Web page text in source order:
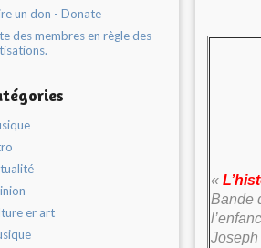
un don - Donate
des membres en règle des
er art
«
Bande
Joseph